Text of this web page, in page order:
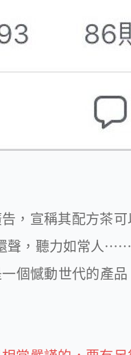
，宣稱其配方茶
聲，聽力如常人
個憾動世代的產